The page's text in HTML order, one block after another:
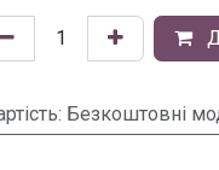
: Безкоштовні